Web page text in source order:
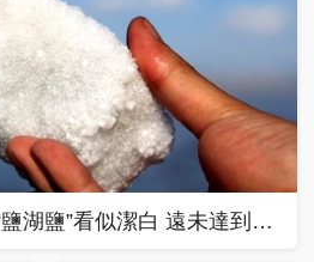
湖鹽”看似潔白 遠未達到食